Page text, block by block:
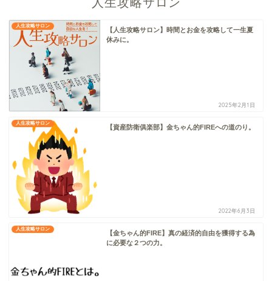
人生攻略サロン
【人生攻略サロン】時間とお金を攻略して一生夏
休みに。
2025年2月1日
人生攻略サロン
【資産防衛俱楽部】金ちゃん的FIREへの道のり。
2022年6月3日
人生攻略サロン
【金ちゃん的FIRE】真の経済的自由を獲得する為
に必要な２つの力。